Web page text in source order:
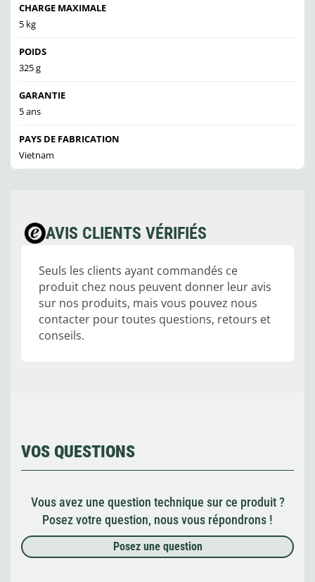
CHARGE MAXIMALE
5 kg
POIDS
325 g
GARANTIE
5 ans
PAYS DE FABRICATION
Vietnam
AVIS CLIENTS VÉRIFIÉS
Seuls les clients ayant commandés ce
produit chez nous peuvent donner leur avis
sur nos produits, mais vous pouvez nous
contacter pour toutes questions, retours et
conseils.
VOS QUESTIONS
Vous avez une question technique sur ce produit ?
Posez votre question, nous vous répondrons !
Posez une question